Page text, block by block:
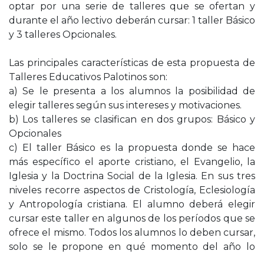
optar por una serie de talleres que se ofertan y
durante el año lectivo deberán cursar: 1 taller Básico
y 3 talleres Opcionales.
Las principales características de esta propuesta de
Talleres Educativos Palotinos son:
a) Se le presenta a los alumnos la posibilidad de
elegir talleres según sus intereses y motivaciones.
b) Los talleres se clasifican en dos grupos: Básico y
Opcionales
c) El taller Básico es la propuesta donde se hace
más específico el aporte cristiano, el Evangelio, la
Iglesia y la Doctrina Social de la Iglesia. En sus tres
niveles recorre aspectos de Cristología, Eclesiología
y Antropología cristiana. El alumno deberá elegir
cursar este taller en algunos de los períodos que se
ofrece el mismo. Todos los alumnos lo deben cursar,
solo se le propone en qué momento del año lo